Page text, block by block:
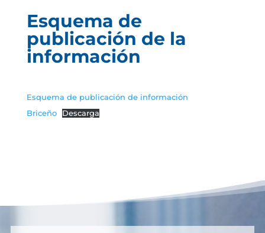
Esquema de
publicación de la
información
Esquema de publicación de información
Briceño
Descarga